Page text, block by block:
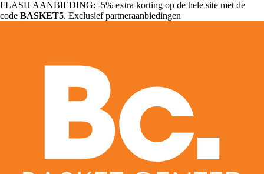
FLASH AANBIEDING: -5% extra korting op de hele site met de
code BASKET5. Exclusief partneraanbiedingen